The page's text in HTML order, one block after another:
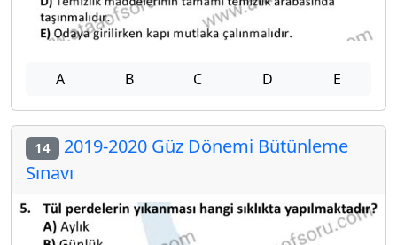
A B C D E
14 2019-2020 Güz Dönemi Bütünleme
Sınavı